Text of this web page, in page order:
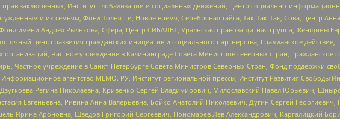
заключенных, Институт глобализации и социальных движений, Центр социально-
и их семьям, Фонд Тольятти, Новое время, Серебряная тайга, Так-Так-Так, Сова, центр
имени Андрея Рылькова, Сфера, Центр СИБАЛЬТ, Уральская правозащитная группа, Женщины
центр развития гражданских инициатив и социального партнерства, Гражданское
Частное учреждение в Калининграде Совета Министров северных стран, Гражданское
Частное учреждение в Санкт-Петербурге Совета Министров Северных Стран, Фонд поддержки
агентство МЕМО. РУ, Институт региональной прессы, Институт Развития
Регина Николаевна, Кривенко Сергей Владимирович, Милославский Павел Юрьевич,
Евгеньевна, Ривина Анна Валерьевна, Бойко Анатолий Николаевич, Дугин Сергей
Ирина Ароновна, Шведов Григорий Сергеевич, Пономарев Лев Александрович, Каргалицкий